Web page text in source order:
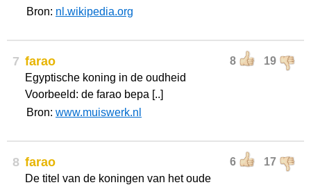
Bron: nl.wikipedia.org
7 8 19
farao
Egyptische koning in de oudheid
Voorbeeld: de farao bepa [..]
Bron: www.muiswerk.nl
8 6 17
farao
De titel van de koningen van het oude